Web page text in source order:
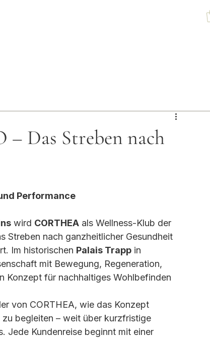
Das Streben nach
Performance
wird CORTHEA als Wellness-Klub der
Streben nach ganzheitlicher Gesundheit
Im historischen Palais Trapp in
mit Bewegung, Regeneration,
Konzept für nachhaltiges Wohlbefinden
von CORTHEA, wie das Konzept
begleiten – weit über kurzfristige
Jede Kundenreise beginnt mit einer